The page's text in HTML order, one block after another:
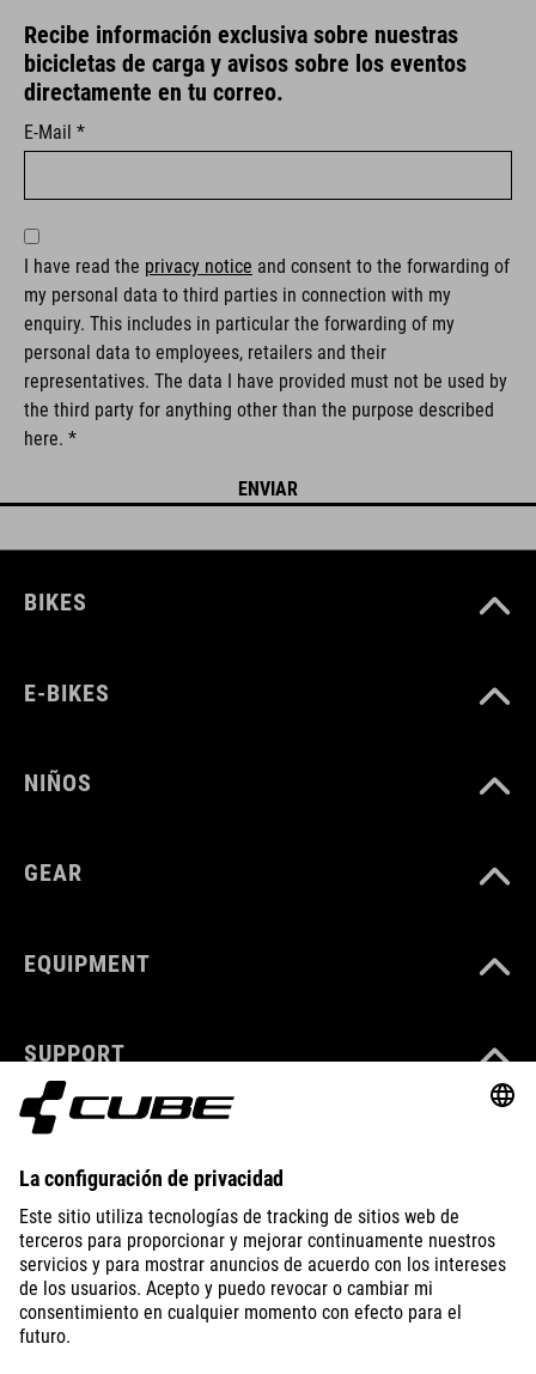
Recibe información exclusiva sobre nuestras
bicicletas de carga y avisos sobre los eventos
directamente en tu correo.
E-Mail *
I have read the privacy notice and consent to the forwarding of
my personal data to third parties in connection with my
enquiry. This includes in particular the forwarding of my
personal data to employees, retailers and their
representatives. The data I have provided must not be used by
the third party for anything other than the purpose described
here. *
BIKES
E-BIKES
NIÑOS
GEAR
EQUIPMENT
SUPPORT
ABOUT US
EXPLORE